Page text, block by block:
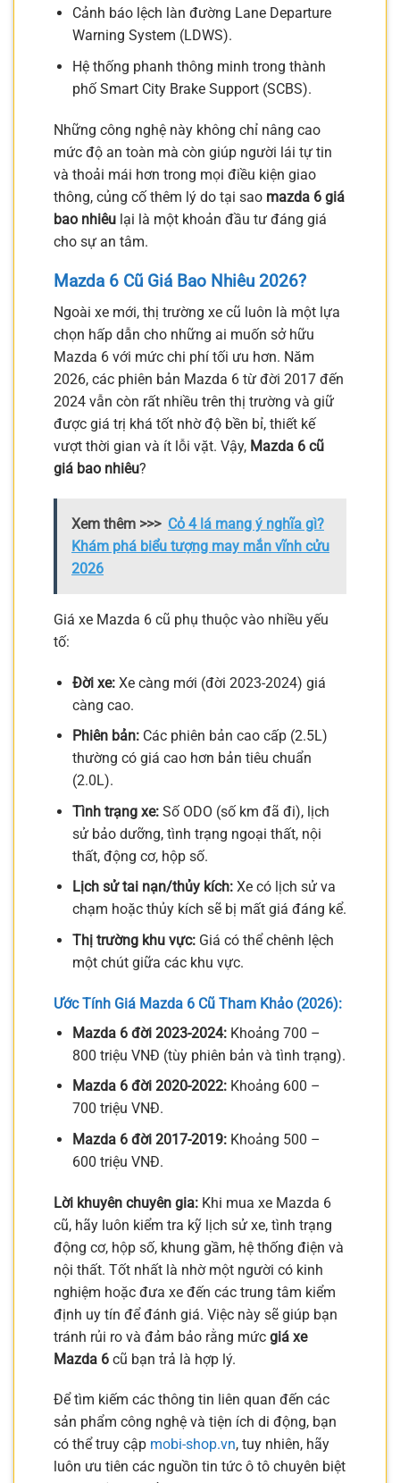
Cảnh báo lệch làn đường Lane Departure
Warning System (LDWS).
Hệ thống phanh thông minh trong thành
phố Smart City Brake Support (SCBS).
Những công nghệ này không chỉ nâng cao
mức độ an toàn mà còn giúp người lái tự tin
và thoải mái hơn trong mọi điều kiện giao
thông, củng cố thêm lý do tại sao mazda 6 giá
bao nhiêu lại là một khoản đầu tư đáng giá
cho sự an tâm.
Mazda 6 Cũ Giá Bao Nhiêu 2026?
Ngoài xe mới, thị trường xe cũ luôn là một lựa
chọn hấp dẫn cho những ai muốn sở hữu
Mazda 6 với mức chi phí tối ưu hơn. Năm
2026, các phiên bản Mazda 6 từ đời 2017 đến
2024 vẫn còn rất nhiều trên thị trường và giữ
được giá trị khá tốt nhờ độ bền bỉ, thiết kế
vượt thời gian và ít lỗi vặt. Vậy, Mazda 6 cũ
giá bao nhiêu?
Xem thêm >>> Cỏ 4 lá mang ý nghĩa gì?
Khám phá biểu tượng may mắn vĩnh cửu
2026
Giá xe Mazda 6 cũ phụ thuộc vào nhiều yếu
tố:
Đời xe:Xe càng mới (đời 2023-2024) giá
càng cao.
Phiên bản:Các phiên bản cao cấp (2.5L)
thường có giá cao hơn bản tiêu chuẩn
(2.0L).
Tình trạng xe:Số ODO (số km đã đi), lịch
sử bảo dưỡng, tình trạng ngoại thất, nội
thất, động cơ, hộp số.
Lịch sử tai nạn/thủy kích:Xe có lịch sử va
chạm hoặc thủy kích sẽ bị mất giá đáng kể.
Thị trường khu vực:Giá có thể chênh lệch
một chút giữa các khu vực.
Ước Tính Giá Mazda 6 Cũ Tham Khảo (2026):
Mazda 6 đời 2023-2024:Khoảng 700 –
800 triệu VNĐ (tùy phiên bản và tình trạng).
Mazda 6 đời 2020-2022:Khoảng 600 –
700 triệu VNĐ.
Mazda 6 đời 2017-2019:Khoảng 500 –
600 triệu VNĐ.
Lời khuyên chuyên gia: Khi mua xe Mazda 6
cũ, hãy luôn kiểm tra kỹ lịch sử xe, tình trạng
động cơ, hộp số, khung gầm, hệ thống điện và
nội thất. Tốt nhất là nhờ một người có kinh
nghiệm hoặc đưa xe đến các trung tâm kiểm
định uy tín để đánh giá. Việc này sẽ giúp bạn
tránh rủi ro và đảm bảo rằng mức giá xe
Mazda 6 cũ bạn trả là hợp lý.
Để tìm kiếm các thông tin liên quan đến các
sản phẩm công nghệ và tiện ích di động, bạn
có thể truy cập mobi-shop.vn, tuy nhiên, hãy
luôn ưu tiên các nguồn tin tức ô tô chuyên biệt